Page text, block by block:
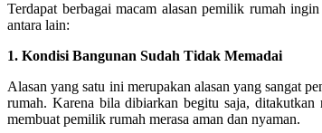
Terdapat berbagai macam alasan pemilik rumah
antara lain:
1. Kondisi Bangunan Sudah Tidak Memadai
Alasan yang satu ini merupakan alasan yang sangat
rumah. Karena bila dibiarkan begitu saja, ditakutkan
membuat pemilik rumah merasa aman dan nyaman.